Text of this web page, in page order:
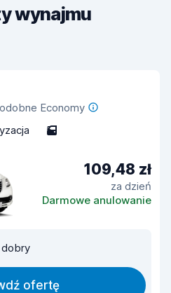
wynajmu
Economy
5
109,48 zł
za dzień
Darmowe anulowanie
dobry
ofertę